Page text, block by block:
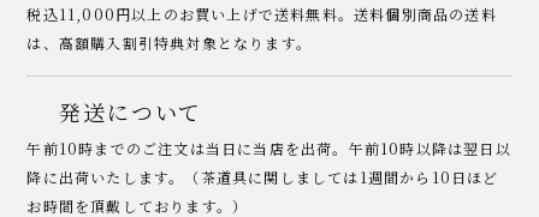
税込11,000円以上のお買い上げで送料無料。送料個別商品の送料
は、高額購入割引特典対象となります。
発送について
午前10時までのご注文は当日に当店を出荷。午前10時以降は翌日以
降に出荷いたします。（茶道具に関しましては1週間から10日ほど
お時間を頂戴しております。）